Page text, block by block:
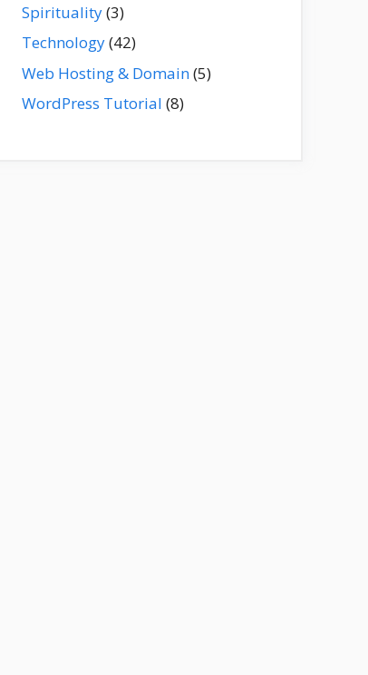
Spirituality(3)
Technology(42)
Web Hosting & Domain(5)
WordPress Tutorial (8)